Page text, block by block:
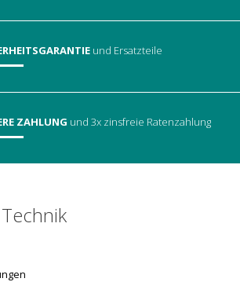
und Ersatzteile
ZAHLUNG und 3x zinsfreie Ratenzahlung